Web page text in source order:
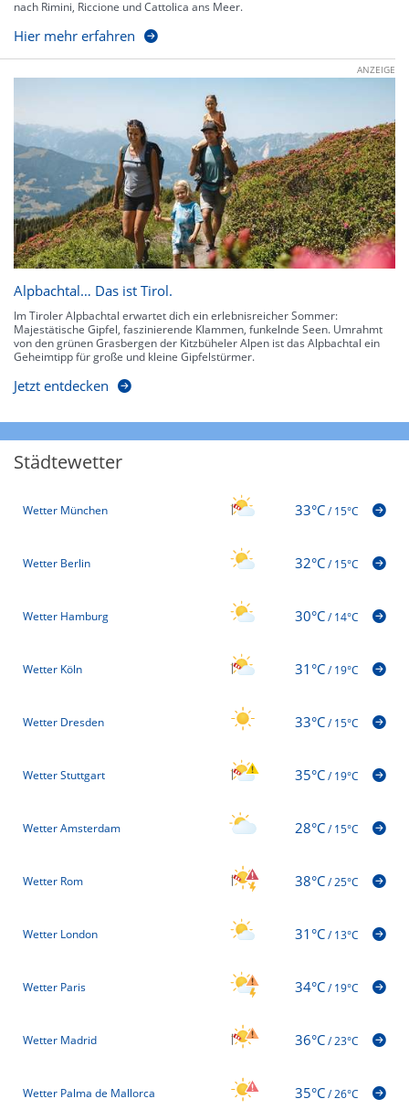
nach Rimini, Riccione und Cattolica ans Meer.
Hier mehr erfahren
ANZEIGE
Alpbachtal… Das ist Tirol.
Im Tiroler Alpbachtal erwartet dich ein erlebnisreicher Sommer:
Majestätische Gipfel, faszinierende Klammen, funkelnde Seen. Umrahmt
von den grünen Grasbergen der Kitzbüheler Alpen ist das Alpbachtal ein
Geheimtipp für große und kleine Gipfelstürmer.
Jetzt entdecken
Städtewetter
Wetter München 33°C/15°C
Wetter Berlin 32°C/15°C
Wetter Hamburg 30°C/14°C
Wetter Köln 31°C/19°C
Wetter Dresden 33°C/15°C
Wetter Stuttgart 35°C/19°C
Wetter Amsterdam 28°C/15°C
Wetter Rom 38°C/25°C
Wetter London 31°C/13°C
Wetter Paris 34°C/19°C
Wetter Madrid 36°C/23°C
Wetter Palma de Mallorca 35°C/26°C